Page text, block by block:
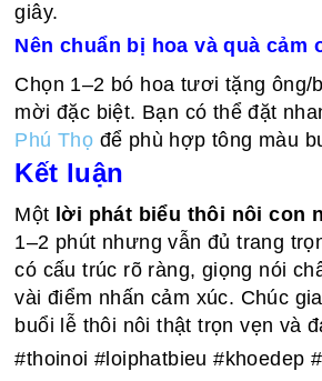
giây.
Nên chuẩn bị hoa và quà cảm
Chọn 1–2 bó hoa tươi tặng ông/
mời đặc biệt. Bạn có thể đặt
Phú Thọ để phù hợp tông màu
Kết luận
Một lời phát biểu thôi nôi con
1–2 phút nhưng vẫn đủ trang
có cấu trúc rõ ràng, giọng nói
vài điểm nhấn cảm xúc. Chúc
buổi lễ thôi nôi thật trọn vẹn và
#thoinoi #loiphatbieu #khoedep